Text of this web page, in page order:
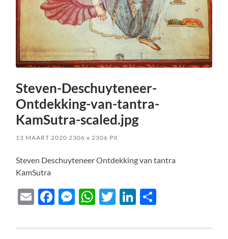
Steven-Deschuyteneer-
Ontdekking-van-tantra-
KamSutra-scaled.jpg
13 MAART 2020 2306x 2306 PX
Steven Deschuyteneer Ontdekking van tantra
KamSutra
EmailFacebook
Messenger
WhatsApp
TwitterLinkedIn